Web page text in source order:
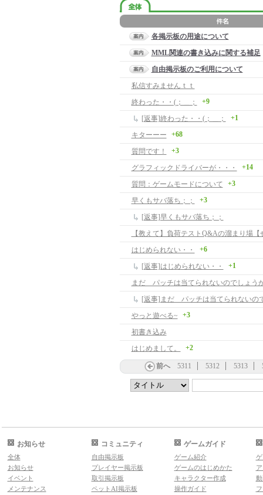
各掲示板の用途について
MML関連の書き込みに関する補足
自由掲示板のご利用について
私信すみませんｔｔ
終わった・・(；＿；
+9
[返事]終わった・・(；＿； +1
キターーー +68
質問です！ +3
グラフィックドライバーが・・・ +14
質問：ゲームモードについて +3
早くもサバ落ち；； +3
[返事]早くもサバ落ち；；
はじめられない・・ +6
[返事]はじめられない・・ +1
まだ パッチは当てられないのでしょう
[返事]まだ パッチは当てられないの
やっと遊べる~
+3
初書き込み
はじめまして。
+2
前へ 5311 5312 5313
お知らせ
全体
お知らせ
イベント
メンテナンス
コミュニティ
自由掲示板
プレイヤー掲示板
取引掲示板
ペットAI掲示板
ゲームガイド
ゲーム紹介
ゲームのはじめかた
キャラクター作成
操作ガイド